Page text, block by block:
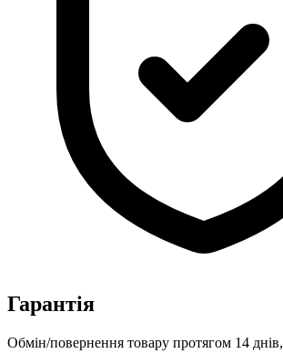
Гарантія
Обмін/повернення товару протягом 14 днів,